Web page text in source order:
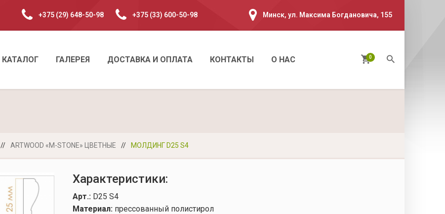
+375 (29) 648-50-98 +375 (33) 600-50-98 Минск, ул. Максима Богдановича, 155
КАТАЛОГ ГАЛЕРЕЯ ДОСТАВКА И ОПЛАТА КОНТАКТЫ О НАС 0
// ARTWOOD «M-STONE» ЦВЕТНЫЕ // МОЛДИНГ D25 S4
Характеристики:
Арт.:D25 S4
Материал:прессованный полистирол